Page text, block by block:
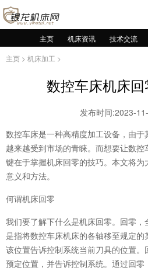
主页 机床资讯 技术交流
主页 > 机床加工 >
数控车床机床
发布时间:2023-
数控车床是一种高精度加工设备，由于
越来越受到市场的青睐。而想要让数
键在于掌握机床回零的技巧。本文将
意义和方法。
何谓机床回零
我们要了解下什么是机床回零。回零，
是指将数控车床机床的各轴移至规定
该位置告诉控制系统当前刀具的位置
预定位置，并告诉控制系统。通过回